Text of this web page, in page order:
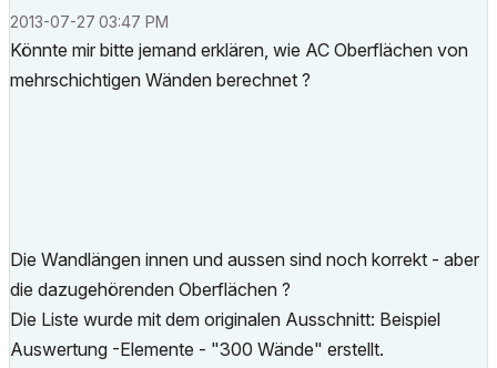
‎2013-07-27 03:47 PM
Könnte mir bitte jemand erklären, wie AC Oberflächen von
mehrschichtigen Wänden berechnet ?
Die Wandlängen innen und aussen sind noch korrekt - aber
die dazugehörenden Oberflächen ?
Die Liste wurde mit dem originalen Ausschnitt: Beispiel
Auswertung -Elemente - "300 Wände" erstellt.